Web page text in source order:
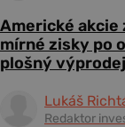
Americké
mírné zisky po
plošný výprodej
Lukáš
Redaktor